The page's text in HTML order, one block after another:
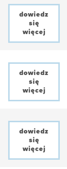
dowiedz
się
więcej
dowiedz
się
więcej
dowiedz
się
więcej